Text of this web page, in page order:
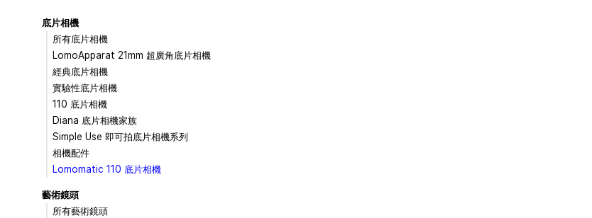
底片相機
所有底片相機
LomoApparat 21mm 超廣角底片相機
經典底片相機
實驗性底片相機
110 底片相機
Diana 底片相機家族
Simple Use 即可拍底片相機系列
相機配件
Lomomatic 110 底片相機
藝術鏡頭
所有藝術鏡頭